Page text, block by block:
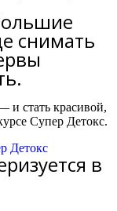
снимать
и стать красивой,
Супер Детокс.
Детокс
в